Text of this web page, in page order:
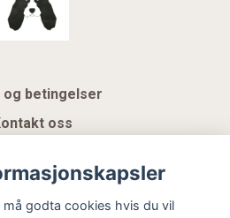
og betingelser
oss
Gavekort
må godta cookies hvis du vil